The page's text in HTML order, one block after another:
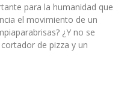
para la humanidad que
el movimiento de un
¿Y no se
de pizza y un